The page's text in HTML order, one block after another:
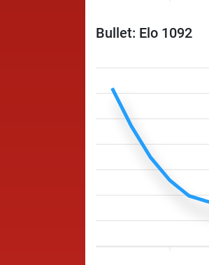
Bullet: Elo 1092